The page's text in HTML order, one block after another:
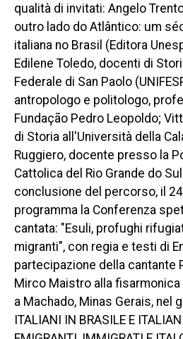
qualità di invitati: Angelo
outro lado do Atlântico: um
italiana no Brasil (Editora
Edilene Toledo, docenti di
Federale di San Paolo
antropologo e politologo,
Fundação Pedro Leopoldo;
di Storia all'Università della
Ruggiero, docente presso la
Cattolica del Rio Grande do
conclusione del percorso, il
programma la Conferenza
cantata: "Esuli, profughi
migranti", con regia e testi di
partecipazione della cantante
Mirco Maistro alla
a Machado, Minas Gerais, nel
ITALIANI IN BRASILE E